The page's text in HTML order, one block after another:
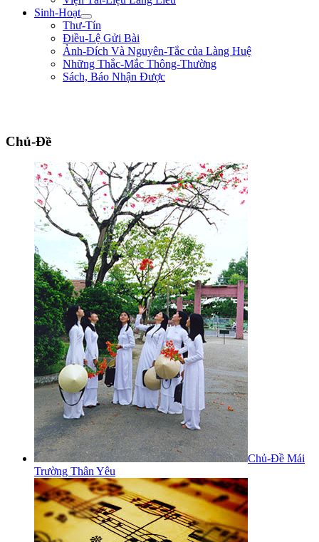
Sinh-Hoạt
Thư-Tín
Điều-Lệ Gửi Bài
Ảnh-Đích Và Nguyên-Tắc của Làng Huệ
Những Thắc-Mắc Thông-Thường
Sách, Báo Nhận Được
Chủ-Đề
Chủ-Đề Mái
Trường Thân Yêu